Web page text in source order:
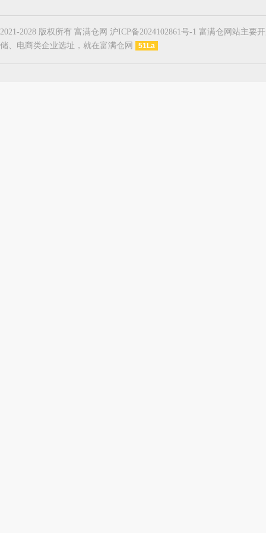
2021-2028 版权所有 富满仓网 沪ICP备2024102861号-1 富满仓网站主
储、电商类企业选址，就在富满仓网
51La